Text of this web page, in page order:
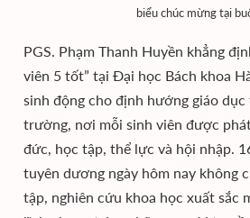
biểu chúc mừng tại
PGS. Phạm Thanh Huyền khẳng
viên 5 tốt” tại Đại học Bách khoa
sinh động cho định hướng giáo dục
trường, nơi mỗi sinh viên được
đức, học tập, thể lực và hội nhập.
tuyên dương ngày hôm nay không
tập, nghiên cứu khoa học xuất sắc